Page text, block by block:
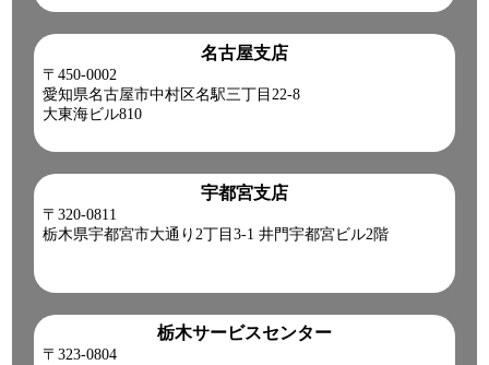
名古屋支店
〒450-0002
愛知県名古屋市中村区名駅三丁目22-8
大東海ビル810
宇都宮支店
〒320-0811
栃木県宇都宮市大通り2丁目3-1 井門宇都宮ビル2階
栃木サービスセンター
〒323-0804